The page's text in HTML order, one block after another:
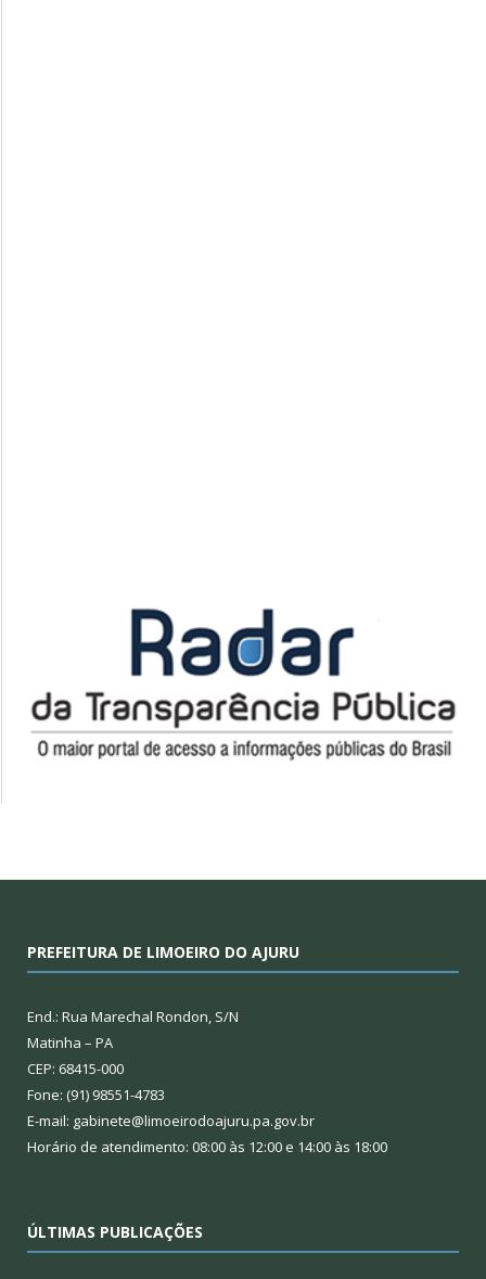
PREFEITURA DE LIMOEIRO DO AJURU
End.: Rua Marechal Rondon, S/N
Matinha – PA
CEP: 68415-000
Fone: (91) 98551-4783
E-mail: gabinete@limoeirodoajuru.pa.gov.br
Horário de atendimento: 08:00 às 12:00 e 14:00 às 18:00
ÚLTIMAS PUBLICAÇÕES